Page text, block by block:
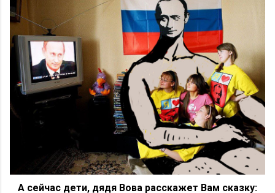
А сейчас дети, дядя Вова расскажет Вам сказку: